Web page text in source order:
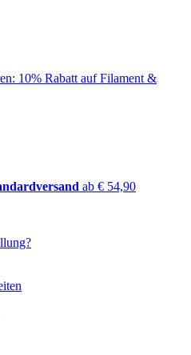
10% Rabatt auf Filament &
ab € 54,90